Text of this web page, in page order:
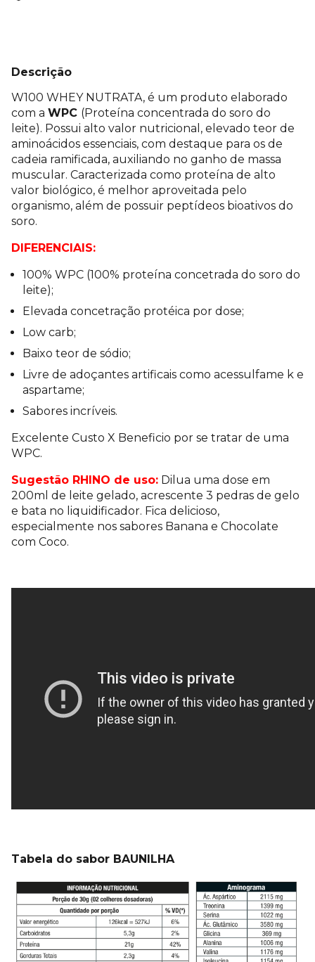
Descrição
W100 WHEY NUTRATA, é um produto elaborado
com a WPC (Proteína concentrada do soro do
leite). Possui alto valor nutricional, elevado teor de
aminoácidos essenciais, com destaque para os de
cadeia ramificada, auxiliando no ganho de massa
muscular. Caracterizada como proteína de alto
valor biológico, é melhor aproveitada pelo
organismo, além de possuir peptídeos bioativos do
soro.
DIFERENCIAIS:
100% WPC (100% proteína concetrada do soro do
leite);
Elevada concetração protéica por dose;
Low carb;
Baixo teor de sódio;
Livre de adoçantes artificais como acessulfame k e
aspartame;
Sabores incríveis.
Excelente Custo X Beneficio por se tratar de uma
WPC.
Sugestão RHINO de uso: Dilua uma dose em
200ml de leite gelado, acrescente 3 pedras de gelo
e bata no liquidificador. Fica delicioso,
especialmente nos sabores Banana e Chocolate
com Coco.
Tabela do sabor BAUNILHA